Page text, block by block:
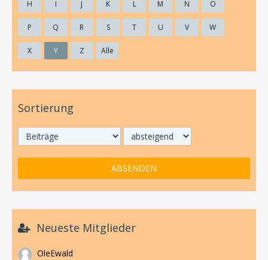
H I J K L M N O
P Q R S T U V W
X Y Z Alle
Sortierung
Neueste Mitglieder
OleEwald